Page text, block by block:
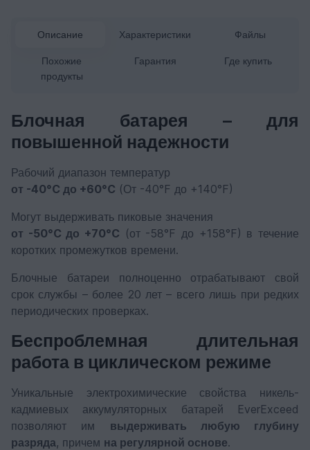
Описание Характеристики Файлы
Похожие
продукты
Гарантия Где купить
Блочная батарея – для
повышенной надежности
Рабочий диапазон температур
от -40°C до +60°C (От -40°F до +140°F)
Могут выдерживать пиковые значения
от -50°C до +70°C (от -58°F до +158°F) в течение
коротких промежутков времени.
Блочные батареи полноценно отрабатывают свой
срок службы – более 20 лет – всего лишь при редких
периодических проверках.
Беспроблемная длительная
работа в циклическом режиме
Уникальные электрохимические свойства никель-
кадмиевых аккумуляторных батарей EverExceed
позволяют им выдерживать любую глубину
разряда, причем на регулярной основе.